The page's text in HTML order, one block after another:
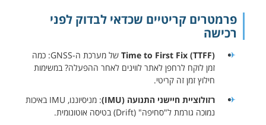
פרמטרים קריטיים שכדאי לבדוק לפני
רכישה
Time to First Fix (TTFF)
של מערכת ה-GNSS: כמה
זמן לוקח לרחפן לאתר לווינים לאחר ההפעלה? במשימות
חילוץ זמן זה קריטי.
רזולוציית חיישני התנועה (IMU)
: מניסיוננו, IMU באיכות
נמוכה גורמת ל"סחיפה" (Drift) בטיסה אוטונומית.